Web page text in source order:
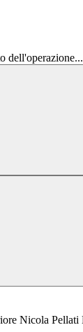
dell'operazione...